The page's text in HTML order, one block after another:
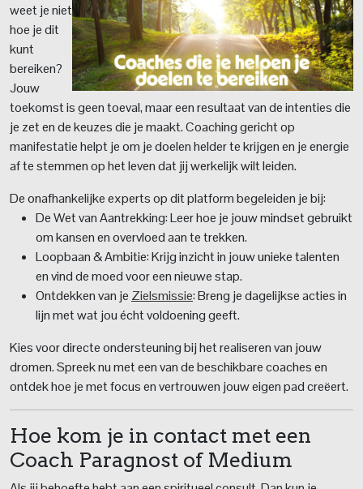
weet je niet
hoe je dit
kunt
bereiken?
Jouw
toekomst is geen toeval, maar een resultaat van de intenties die
je zet en de keuzes die je maakt. Coaching gericht op
manifestatie helpt je om je doelen helder te krijgen en je energie
af te stemmen op het leven dat jij werkelijk wilt leiden.
De onafhankelijke experts op dit platform begeleiden je bij:
De Wet van Aantrekking: Leer hoe je jouw mindset gebruikt
om kansen en overvloed aan te trekken.
Loopbaan & Ambitie: Krijg inzicht in jouw unieke talenten
en vind de moed voor een nieuwe stap.
Ontdekken van je Zielsmissie: Breng je dagelijkse acties in
lijn met wat jou écht voldoening geeft.
Kies voor directe ondersteuning bij het realiseren van jouw
dromen. Spreek nu met een van de beschikbare coaches en
ontdek hoe je met focus en vertrouwen jouw eigen pad creëert.
Hoe kom je in contact met een
Coach Paragnost of Medium